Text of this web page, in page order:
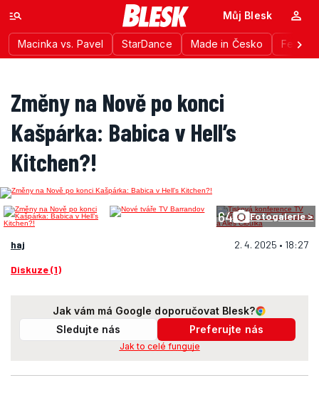
Macinka vs. Pavel StarDance Made in Česko
Můj Blesk
Změny na Nově po konci
Kašpárka: Babica v Hell’s
Kitchen?!
64 Fotogalerie >
haj 2. 4. 2025 • 18:27
Diskuze (1)
Jak vám má Google doporučovat Blesk?
Sledujte nás
Preferujte nás
Jak to celé funguje